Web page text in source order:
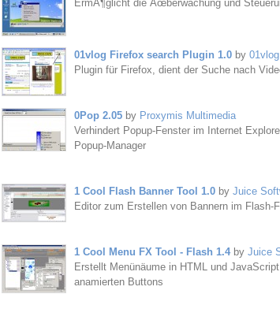
ErmÃ¶glicht die Ãœberwachung und
01vlog Firefox search Plugin 1.0by 01vlog
Plugin für Firefox, dient der Suche nach
0Pop 2.05by Proxymis Multimedia
Verhindert Popup-Fenster im Internet
Popup-Manager
1 Cool Flash Banner Tool 1.0by Juice
Editor zum Erstellen von Bannern im
1 Cool Menu FX Tool - Flash 1.4by Juice
Erstellt Menünäume in HTML und
anamierten Buttons